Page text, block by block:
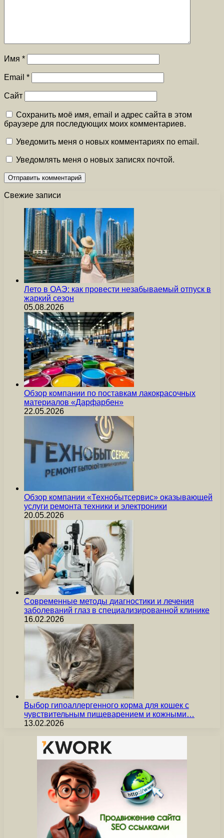
Имя *
Email *
Сайт
Сохранить моё имя, email и адрес сайта в этом
браузере для последующих моих комментариев.
Уведомить меня о новых комментариях по email.
Уведомлять меня о новых записях почтой.
Свежие записи
Лето в ОАЭ: как провести незабываемый отпуск в
жаркий сезон
05.08.2026
Обзор компании по поставкам лакокрасочных
материалов «Дарфарбен»
22.05.2026
Обзор компании «Технобытсервис» оказывающей
услуги ремонта техники и электроники
20.05.2026
Современные методы диагностики и лечения
заболеваний глаз в специализированной клинике
16.02.2026
Выбор гипоаллергенного корма для кошек с
чувствительным пищеварением и кожными…
13.02.2026